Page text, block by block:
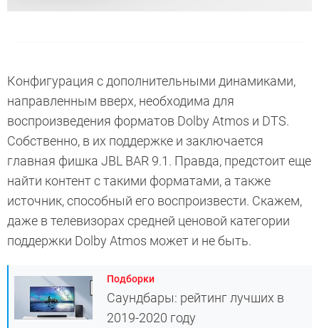
Конфигурация с дополнительными динамиками,
направленным вверх, необходима для
воспроизведения форматов Dolby Atmos и DTS.
Собственно, в их поддержке и заключается
главная фишка JBL BAR 9.1. Правда, предстоит еще
найти контент с такими форматами, а также
источник, способный его воспроизвести. Скажем,
даже в телевизорах средней ценовой категории
поддержки Dolby Atmos может и не быть.
Подборки
Саундбары: рейтинг лучших в
2019-2020 году